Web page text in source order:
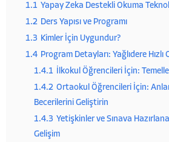
1.1 Yapay Zeka Destekli Okuma
1.2 Ders Yapısı ve Programı
1.3 Kimler İçin Uygundur?
1.4 Program Detayları: Yağlıdere
1.4.1
İlkokul Öğrencileri İçin:
1.4.2 Ortaokul Öğrencileri İçin:
Becerilerini Geliştirin
1.4.3 Yetişkinler ve Sınava
Gelişim